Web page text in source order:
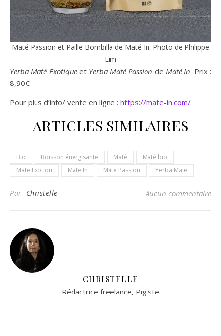
Maté Passion et Paille Bombilla de Maté In. Photo de Philippe
Lim
Yerba Maté Exotiqueet Yerba Maté Passion de Maté In. Prix :
8,90€
Pour plus d’info/ vente en ligne : https://mate-in.com/
ARTICLES SIMILAIRES
Bio Boisson énergisante Maté
Maté bio
Maté Exotiqu
Maté In Maté Passion Yerba Maté
Par Christelle Aucun commentaire
CHRISTELLE
Rédactrice freelance, Pigiste